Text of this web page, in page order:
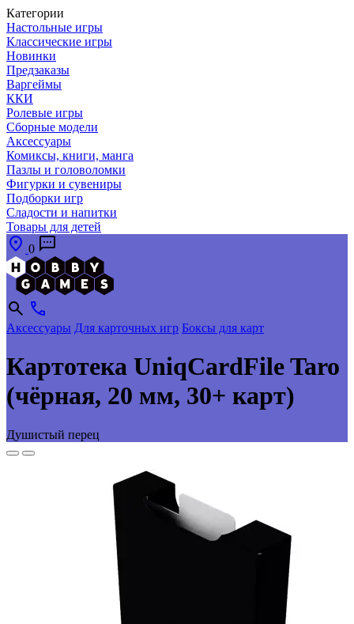
Категории
Настольные игры
Классические игры
Новинки
Предзаказы
Варгеймы
ККИ
Ролевые игры
Сборные модели
Аксессуары
Комиксы, книги, манга
Пазлы и головоломки
Фигурки и сувениры
Подборки игр
Сладости и напитки
Товары для детей
0
Аксессуары Для карточных игр Боксы для карт
Картотека UniqCardFile Taro
(чёрная, 20 мм, 30+ карт)
Душистый перец